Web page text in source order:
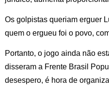
Os golpistas queriam erguer
quem o ergueu foi o povo,
Portanto, o jogo ainda não
disseram a Frente Brasil
desespero, é hora de